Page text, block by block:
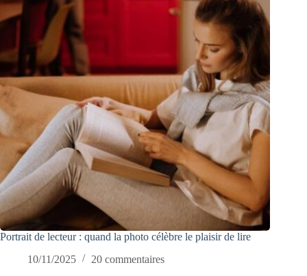
Portrait de lecteur : quand la photo célèbre le plaisir de lire
10/11/2025
20 commentaires